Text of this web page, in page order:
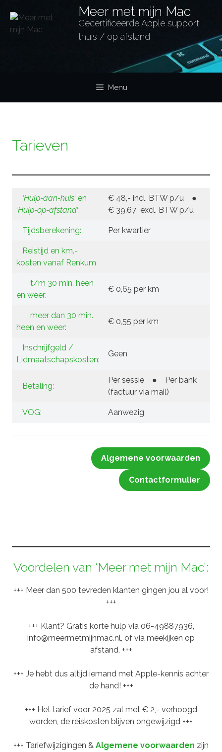
naar
Meer met mijn Mac
Gecertificeerde Apple support:
thuis / op afstand
Menu
Tarieven
‘Hulp-aan-huis‘ en
‘Hulp-op-afstand‘:
€ 48,- incl. BTW p/u ●
€ 39,67 excl. BTW p/u
Tijdsberekening: Per kwartier
Reistijd en km.-
kosten vanaf Renkum
t/m 30 min. heen
en weer:
€ 0,65 per km
meer dan 30 min.
heen en weer:
€ 0,55 per km
Inschrijfgeld /
Lidmaatschapskosten:
Geen
Betaling:
Per sessie ● Per bank
(factuur via mail)
VOG: Aanwezig
Algemene voorwaarden
Contactformulier
Voordelen van ‘Meer met mijn Mac’:
+++ Meer dan 500 tevreden klanten gingen jou al voor!
+++
+++ Klant? Gratis korte hulp via 06-49887936,
info@meermetmijnmac.nl, of via meekijken op
afstand. +++
+++ Je hebt dus altijd iemand met Apple-kennis achter
de hand! +++
+++ Het tarief voor 2025 zal met € 2,- verhoogd
worden, de reiskosten blijven ongewijzigd +++
+++ Tariefwijzigingen & Algemene voorwaarden zijn